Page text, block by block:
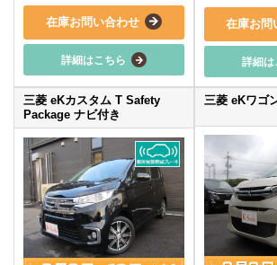
在庫お問い合わせ
詳細はこちら
在庫お問
詳細は
三菱 eKカスタム T Safety
Package ナビ付き
三菱 eKワゴ